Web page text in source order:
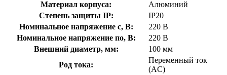
Материал корпуса:
Алюминий
Степень защиты IP:
IP20
Номинальное напряжение с, В:
220 В
Номинальное напряжение по, В:
220 В
Внешний диаметр, мм:
100 мм
Род тока:
Переменный ток
(AC)